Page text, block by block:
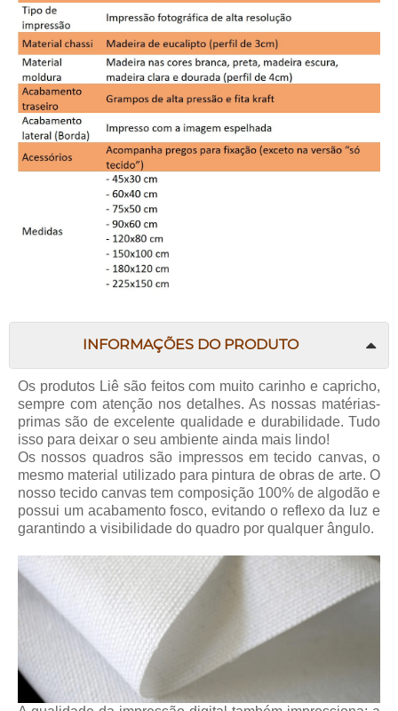
INFORMAÇÕES DO PRODUTO
Os produtos Liê são feitos com muito carinho e capricho,
sempre com atenção nos detalhes. As nossas matérias-
primas são de excelente qualidade e durabilidade. Tudo
isso para deixar o seu ambiente ainda mais lindo!
Os nossos quadros são impressos em tecido canvas, o
mesmo material utilizado para pintura de obras de arte. O
nosso tecido canvas tem composição 100% de algodão e
possui um acabamento fosco, evitando o reflexo da luz e
garantindo a visibilidade do quadro por qualquer ângulo.